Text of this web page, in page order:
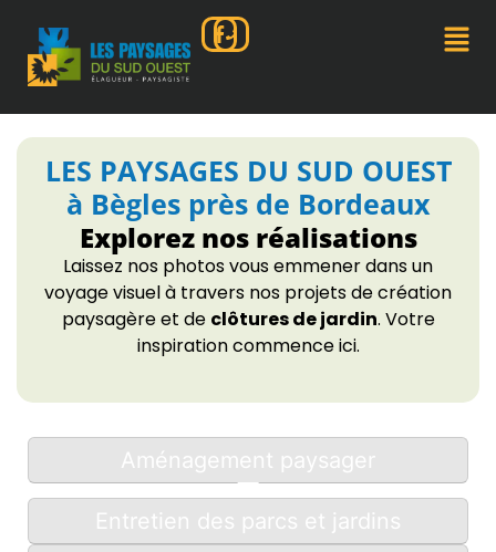
LES PAYSAGES DU SUD OUEST
à Bègles près de Bordeaux
Explorez nos réalisations
Laissez nos photos vous emmener dans un
voyage visuel à travers nos projets de création
paysagère et de clôtures de jardin. Votre
inspiration commence ici.
Aménagement paysager
Entretien des parcs et jardins